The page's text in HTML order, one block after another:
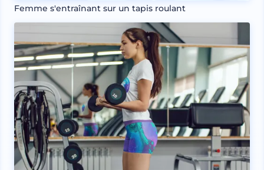
Femme s'entraînant sur un tapis roulant